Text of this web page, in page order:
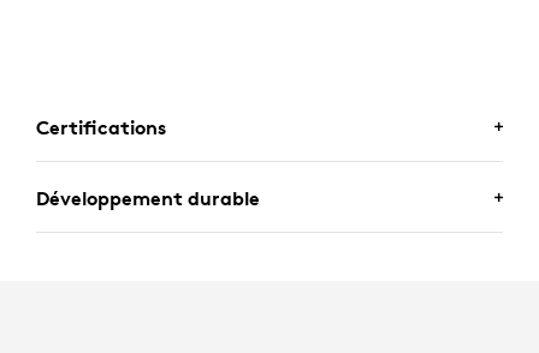
Certifications
Développement durable